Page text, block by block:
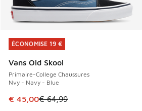
ÉCONOMISE 19 €
Vans Old Skool
Primaire-College Chaussures
Nvy - Navy - Blue
Cet article est en promotion. Prix
€ 45,00€ 64,99
ÉCONOMISE 19 €